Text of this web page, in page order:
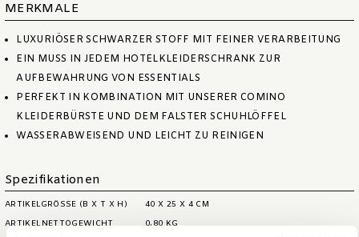
MERKMALE
LUXURIÖSER SCHWARZER STOFF MIT FEINER VERARBEITUNG
EIN MUSS IN JEDEM HOTELKLEIDERSCHRANK ZUR
AUFBEWAHRUNG VON ESSENTIALS
PERFEKT IN KOMBINATION MIT UNSERER COMINO
KLEIDERBÜRSTE UND DEM FALSTER SCHUHLÖFFEL
WASSERABWEISEND UND LEICHT ZU REINIGEN
Spezifikationen
ARTIKELGRÖSSE (B X T X H)
40 X 25 X 4 CM
ARTIKELNETTOGEWICHT
0,80 KG